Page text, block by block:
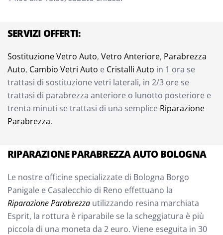
SERVIZI OFFERTI:
Sostituzione Vetro Auto, Vetro Anteriore, Parabrezza
Auto, Cambio Vetri Auto e Cristalli Auto in 1 ora se
trattasi di sostituzione vetri laterali, in 2/3 ore se
trattasi di parabrezza anteriore o lunotto posteriore e
trenta minuti se trattasi di una semplice Riparazione
Parabrezza.
RIPARAZIONE PARABREZZA AUTO BOLOGNA
Le nostre officine specializzate di Bologna Borgo
Panigale e Casalecchio di Reno effettuano la
RiparazioneParabrezza utilizzando resina marchiata
Esprit, la rottura è riparabile se la scheggiatura è più
piccola di una moneta da 2 euro. Viene eseguita in 30